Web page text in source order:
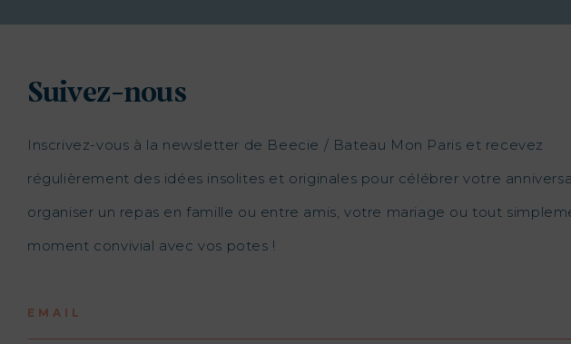
Suivez-nous
Inscrivez-vous à la newsletter de Beecie / Bateau Mon Paris et recevez
régulièrement des idées insolites et originales pour célébrer votre
organiser un repas en famille ou entre amis, votre mariage ou tout
moment convivial avec vos potes !
EMAIL